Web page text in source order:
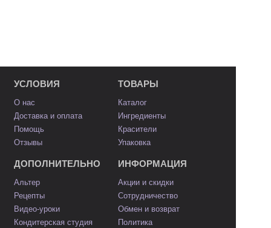
УСЛОВИЯ
О нас
Доставка и оплата
Помощь
Отзывы
ТОВАРЫ
Каталог
Ингредиенты
Красители
Упаковка
ДОПОЛНИТЕЛЬНО
Альтер
Рецепты
Видео-уроки
Кондитерская студия
ИНФОРМАЦИЯ
Акции и скидки
Сотрудничество
Обмен и возврат
Политика